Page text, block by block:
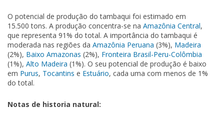
O potencial de produção do tambaqui foi estimado em
15.500 tons. A produção concentra-se na Amazônia Central,
que representa 91% do total. A importância do tambaqui é
moderada nas regiões da Amazônia Peruana (3%), Madeira
(2%), Baixo Amazonas (2%), Fronteira Brasil-Peru-Colômbia
(1%), Alto Madeira (1%). O seu potencial de produção é baixo
em Purus, Tocantins e Estuário, cada uma com menos de 1%
do total.
Notas de historia natural: